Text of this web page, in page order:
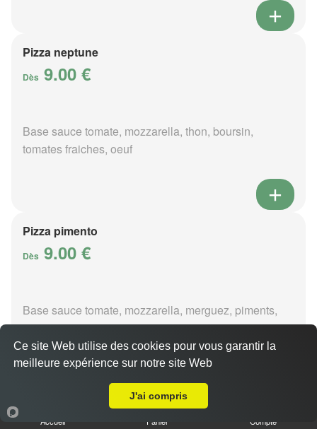
Pizza neptune
Dès 9.00 €
Base sauce tomate, mozzarella, thon, boursin,
tomates fraiches, oeuf
Pizza pimento
Dès 9.00 €
Base sauce tomate, mozzarella, merguez, piments,
oignons
Accueil Panier Compte
Ce site Web utilise des cookies pour vous garantir la
meilleure expérience sur notre site Web
J'ai compris